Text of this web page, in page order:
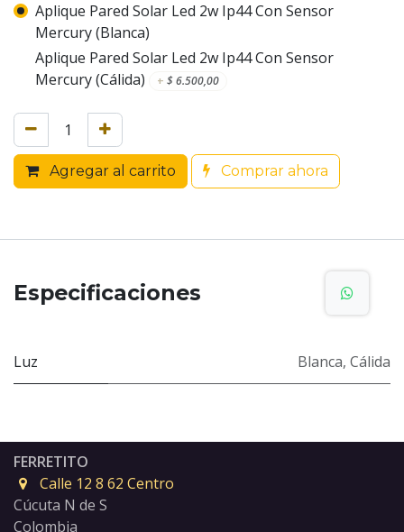
Aplique Pared Solar Led 2w Ip44 Con Sensor
Mercury (Blanca)
Aplique Pared Solar Led 2w Ip44 Con Sensor
Mercury (Cálida)
+ $6.500,00
Agregar al carrito Comprar ahora
Especificaciones
Luz Blanca, Cálida
FERRETITO
Calle 12 8 62 Centro
Cúcuta N de S
Colombia